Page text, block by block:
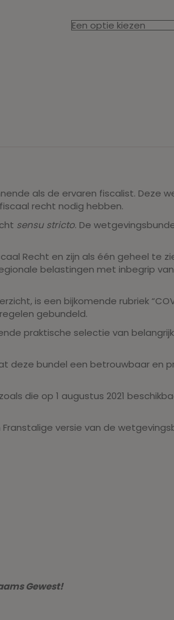
als de ervaren fiscalist. Deze
recht nodig hebben.
sensu stricto. De
Recht en zijn als één geheel te
belastingen met inbegrip
is een bijkomende rubriek
gebundeld.
praktische selectie van
bundel een betrouwbaar en
die op 1 augustus 2021
Franstalige versie van de
Gewest!